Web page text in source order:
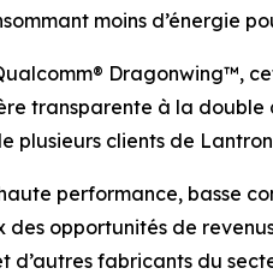
moins d’énergie
Dragonwing™,
transparente à la
plusieurs clients de
performance, basse
opportunités de
d’autres fabricants du